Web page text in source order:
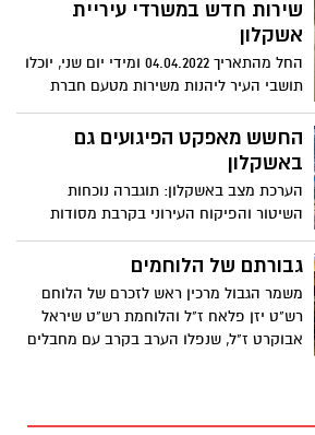
שירות חדש במשרדי עיריית
אשקלון
החל מהתאריך 04.04.2022 ומידי יום שני, יוכלו
תושבי העיר ליהנות משירות מטעם חברת
חשמל בבניין העירייה
החשש מאפקט הפיגועים גם
באשקלון
הערכת מצב באשקלון: תוגברה נוכחות
השיטור והפיקוח העירוני בקרבת מסודות
חינוך ומוקדים מרכזיים
גבורתם של הלוחמים
משמר הגבול מרכין ראש לזכרם של הלוחם
רש"ט יזן פלאח ז"ל והלוחמת רש"ט שיראל
אבוקרט ז"ל, שנפלו הערב בקרב עם מחבלים